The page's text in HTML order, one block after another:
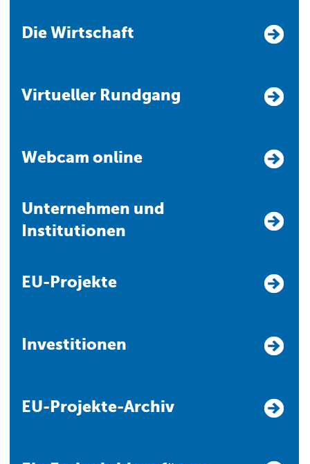
Die Wirtschaft
Virtueller Rundgang
Webcam online
Unternehmen und
Institutionen
EU-Projekte
Investitionen
EU-Projekte-Archiv